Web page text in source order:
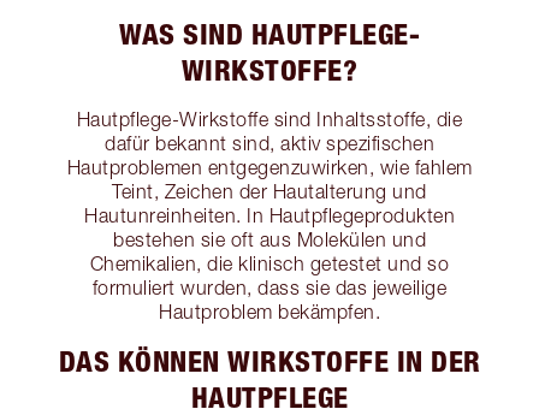
WAS SIND HAUTPFLEGE-
WIRKSTOFFE?
Hautpflege-Wirkstoffe sind Inhaltsstoffe, die
dafür bekannt sind, aktiv spezifischen
Hautproblemen entgegenzuwirken, wie fahlem
Teint, Zeichen der Hautalterung und
Hautunreinheiten. In Hautpflegeprodukten
bestehen sie oft aus Molekülen und
Chemikalien, die klinisch getestet und so
formuliert wurden, dass sie das jeweilige
Hautproblem bekämpfen.
DAS KÖNNEN WIRKSTOFFE IN DER
HAUTPFLEGE